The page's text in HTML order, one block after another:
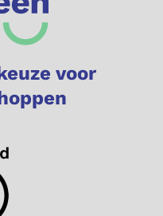
voor